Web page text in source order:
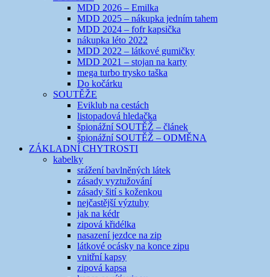
MDD 2026 – Emilka
MDD 2025 – nákupka jedním tahem
MDD 2024 – fofr kapsička
nákupka léto 2022
MDD 2022 – látkové gumičky
MDD 2021 – stojan na karty
mega turbo trysko taška
Do kočárku
SOUTĚŽE
Eviklub na cestách
listopadová hledačka
špionážní SOUTĚŽ – článek
špionážní SOUTĚŽ – ODMĚNA
ZÁKLADNÍ CHYTROSTI
kabelky
srážení bavlněných látek
zásady vyztužování
zásady šití s koženkou
nejčastější výztuhy
jak na kédr
zipová křidélka
nasazení jezdce na zip
látkové ocásky na konce zipu
vnitřní kapsy
zipová kapsa